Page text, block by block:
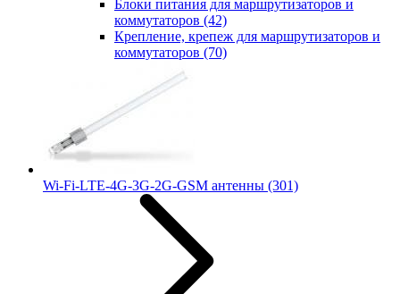
Блоки питания для маршрутизаторов и
коммутаторов (42)
Крепление, крепеж для маршрутизаторов и
коммутаторов (70)
Wi-Fi-LTE-4G-3G-2G-GSM антенны (301)